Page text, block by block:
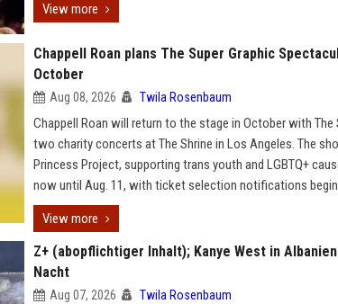
View more
Chappell Roan plans The Super Graphic
October
Aug 08, 2026 Twila Rosenbaum
Chappell Roan will return to the stage in October with The
two charity concerts at The Shrine in Los Angeles. The
Princess Project, supporting trans youth and LGBTQ+
now until Aug. 11, with ticket selection notifications
View more
Z+ (abopflichtiger Inhalt); Kanye West in
Nacht
Aug 07, 2026 Twila Rosenbaum